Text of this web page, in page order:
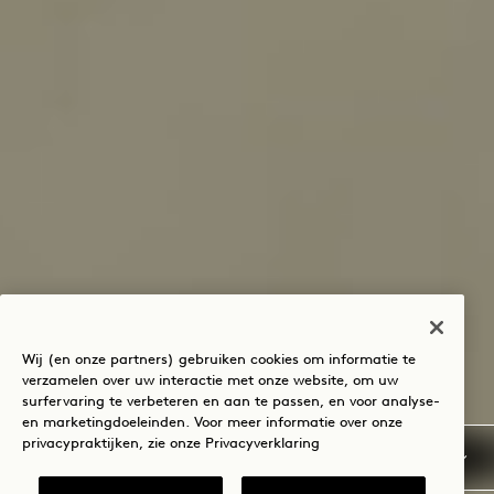
Wij (en onze partners) gebruiken cookies om informatie te
verzamelen over uw interactie met onze website, om uw
surfervaring te verbeteren en aan te passen, en voor analyse-
en marketingdoeleinden. Voor meer informatie over onze
privacypraktijken, zie onze Privacyverklaring